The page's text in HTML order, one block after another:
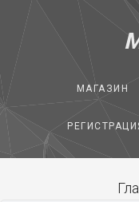
МАГАЗИН